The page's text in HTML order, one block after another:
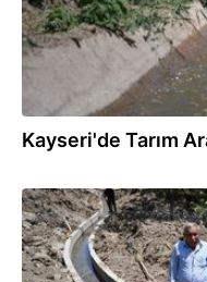
Kayseri'de Tarım
29.07.2026